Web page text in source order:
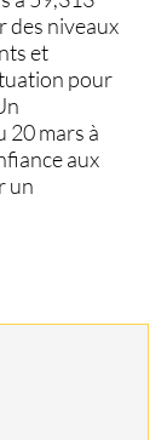
des niveaux
et
pour
20 mars à
aux
un